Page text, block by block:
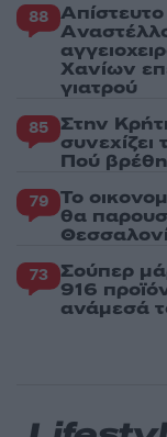
88
Χανίων
γιατρού
85 Στην
συνεχίζει
Πού
79 Το
θα
73 Σούπερ
916
ανάμεσά